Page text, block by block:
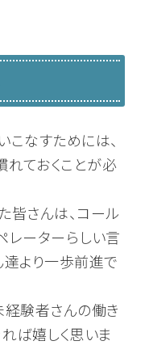
なすためには、
れておくことが必
皆さんは、コール
レーターらしい言
達より一歩前進で
経験者さんの働き
ば嬉しく思いま